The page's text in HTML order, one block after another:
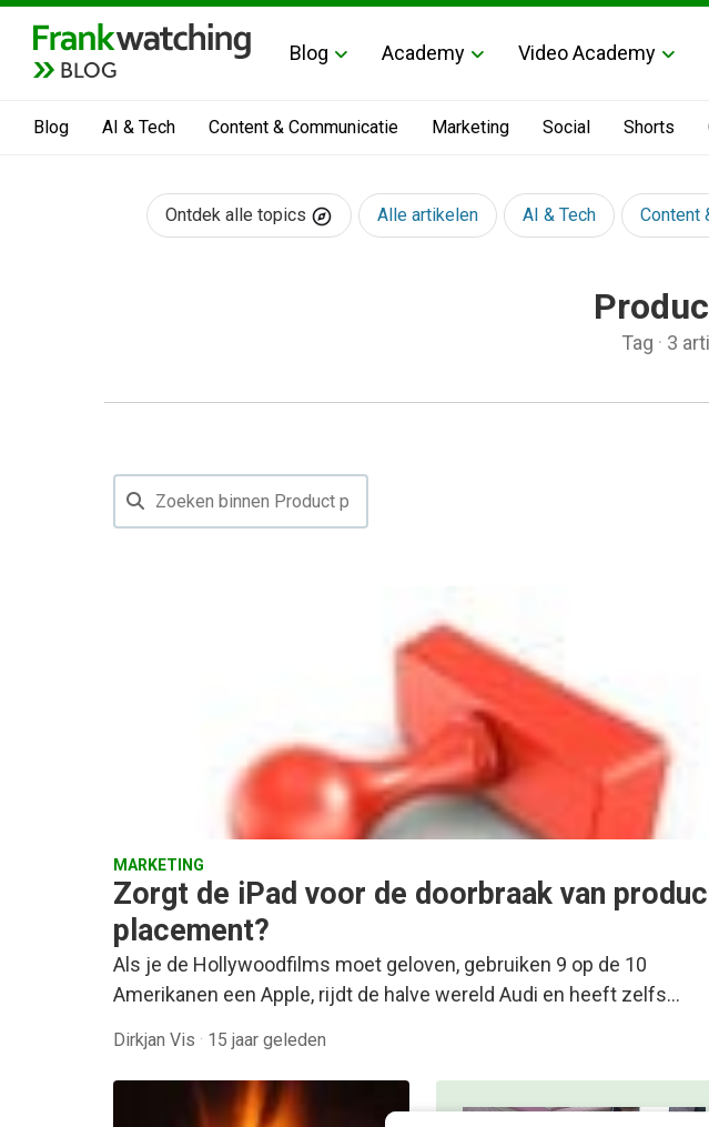
BLOG
Blog Academy Video Academy
Blog AI & Tech Content & Communicatie Marketing Social Shorts
Ontdek alle topics Alle artikelen AI & Tech Content
Tag · 3
MARKETING
Zorgt de iPad voor de doorbraak van
placement?
Als je de Hollywoodfilms moet geloven, gebruiken 9 op de 10
Amerikanen een Apple, rijdt de halve wereld Audi en heeft zelfs…
Dirkjan Vis · 15 jaar geleden